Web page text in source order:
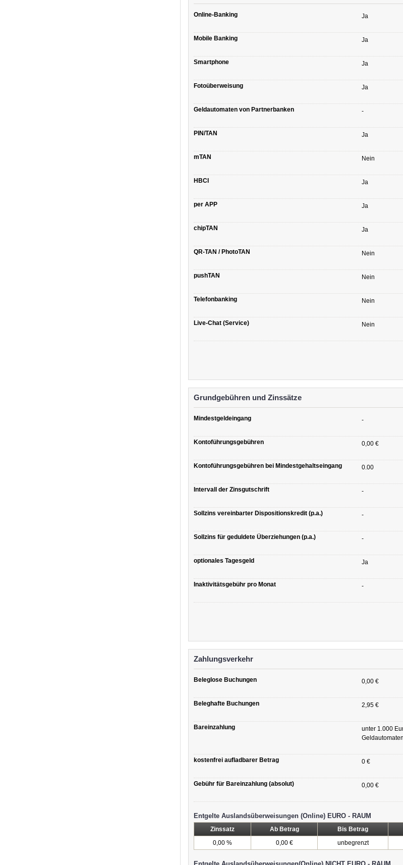
Online-Banking Ja
Mobile Banking Ja
Smartphone Ja
Fotoüberweisung Ja
Geldautomaten von Partnerbanken -
PIN/TAN Ja
mTAN Nein
HBCI Ja
per APP Ja
chipTAN Ja
QR-TAN / PhotoTAN Nein
pushTAN Nein
Telefonbanking Nein
Live-Chat (Service) Nein
Grundgebühren und Zinssätze
Mindestgeldeingang -
Kontoführungsgebühren 0,00 €
Kontoführungsgebühren bei Mindestgehaltseingang 0.00
Intervall der Zinsgutschrift -
Sollzins vereinbarter Dispositionskredit (p.a.) -
Sollzins für geduldete Überziehungen (p.a.) -
optionales Tagesgeld Ja
Inaktivitätsgebühr pro Monat -
Zahlungsverkehr
Beleglose Buchungen 0,00 €
Beleghafte Buchungen 2,95 €
Bareinzahlung
unter 1.000
kostenfrei aufladbarer Betrag 0 €
Gebühr für Bareinzahlung (absolut) 0,00 €
Entgelte Auslandsüberweisungen (Online) EURO - RAUM
Zinssatz Ab Betrag Bis Betrag
0,00 %
0,00 € unbegrenzt